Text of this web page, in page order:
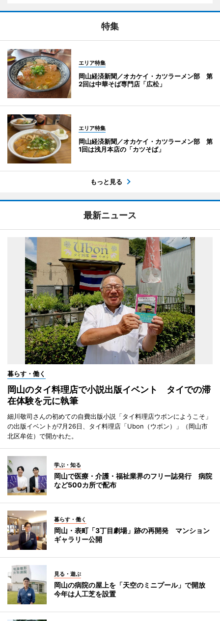
特集
エリア特集
岡山経済新聞／オカケイ・カツラーメン部 第
2回は中華そば専門店「広松」
エリア特集
岡山経済新聞／オカケイ・カツラーメン部 第
1回は浅月本店の「カツそば」
もっと見る
最新ニュース
暮らす・働く
岡山のタイ料理店で小説出版イベント タイでの滞
在体験を元に執筆
細川敬司さんの初めての自費出版小説「タイ料理店ウボンにようこそ」
の出版イベントが7月26日、タイ料理店「Ubon（ウボン）」（岡山市
北区牟佐）で開かれた。
学ぶ・知る
岡山で医療・介護・福祉業界のフリー誌発行 病院
など500カ所で配布
暮らす・働く
岡山・表町「3丁目劇場」跡の再開発 マンション
ギャラリー公開
見る・遊ぶ
岡山の病院の屋上を「天空のミニプール」で開放
今年は人工芝を設置